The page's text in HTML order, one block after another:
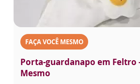
FAÇA VOCÊ MESMO
Porta-guardanapo em Feltro
Mesmo